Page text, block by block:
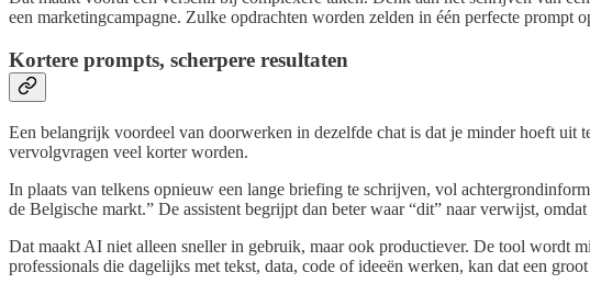
een marketingcampagne. Zulke opdrachten worden zelden in één perfecte
Kortere prompts, scherpere resultaten
Een belangrijk voordeel van doorwerken in dezelfde chat is dat je minder hoeft
vervolgvragen veel korter worden.
In plaats van telkens opnieuw een lange briefing te schrijven, vol
de Belgische markt.” De assistent begrijpt dan beter waar “dit” naar verwijst,
Dat maakt AI niet alleen sneller in gebruik, maar ook productiever. De tool wordt
professionals die dagelijks met tekst, data, code of ideeën werken, kan dat een